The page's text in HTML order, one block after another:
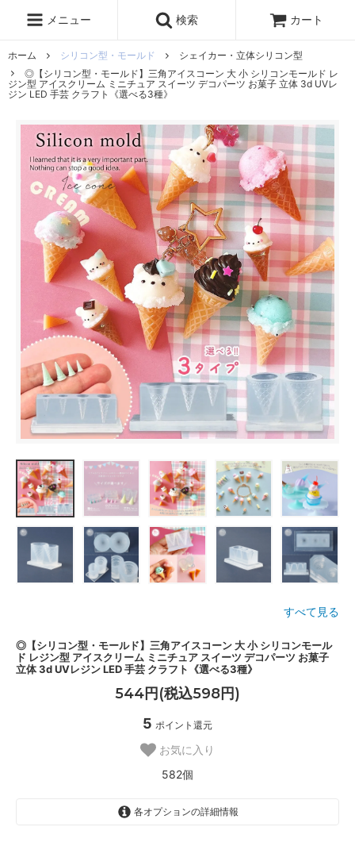
メニュー 検索 カート
ホーム シリコン型・モールド
シェイカー・立体シリコン型
◎【シリコン型・モールド】三角アイスコーン 大 小 シリコンモールド レ
ジン型 アイスクリーム ミニチュア スイーツ デコパーツ お菓子 立体 3d UVレ
ジン LED 手芸 クラフト《選べる3種》
すべて見る
◎【シリコン型・モールド】三角アイスコーン 大 小 シリコンモール
ド レジン型 アイスクリーム ミニチュア スイーツ デコパーツ お菓子
立体 3d UVレジン LED 手芸 クラフト《選べる3種》
544円(税込598円)
5 ポイント還元
お気に入り
582個
各オプションの詳細情報